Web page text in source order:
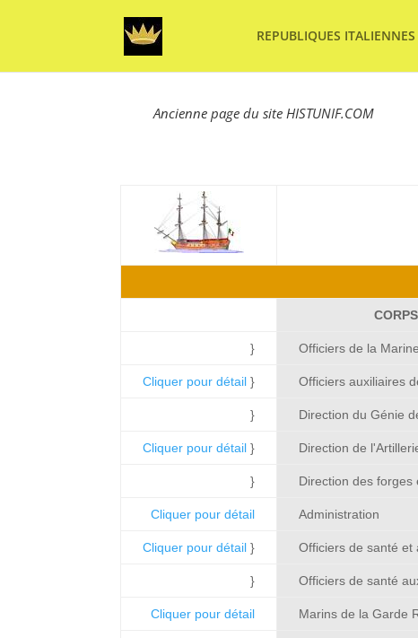
REPUBLIQUES
Ancienne page du site HISTUNIF.COM
} Officiers de la
Cliquer pour détail } Officiers auxiliaires
} Direction du Génie
Cliquer pour détail } Direction de
} Direction des forges
Cliquer pour détail Administration
Cliquer pour détail} Officiers de santé et
} Officiers de santé
Cliquer pour détail Marins de la Garde